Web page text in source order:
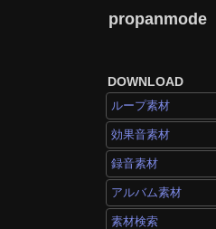
propanmode
DOWNLOAD
ループ素材
効果音素材
録音素材
アルバム素材
素材検索